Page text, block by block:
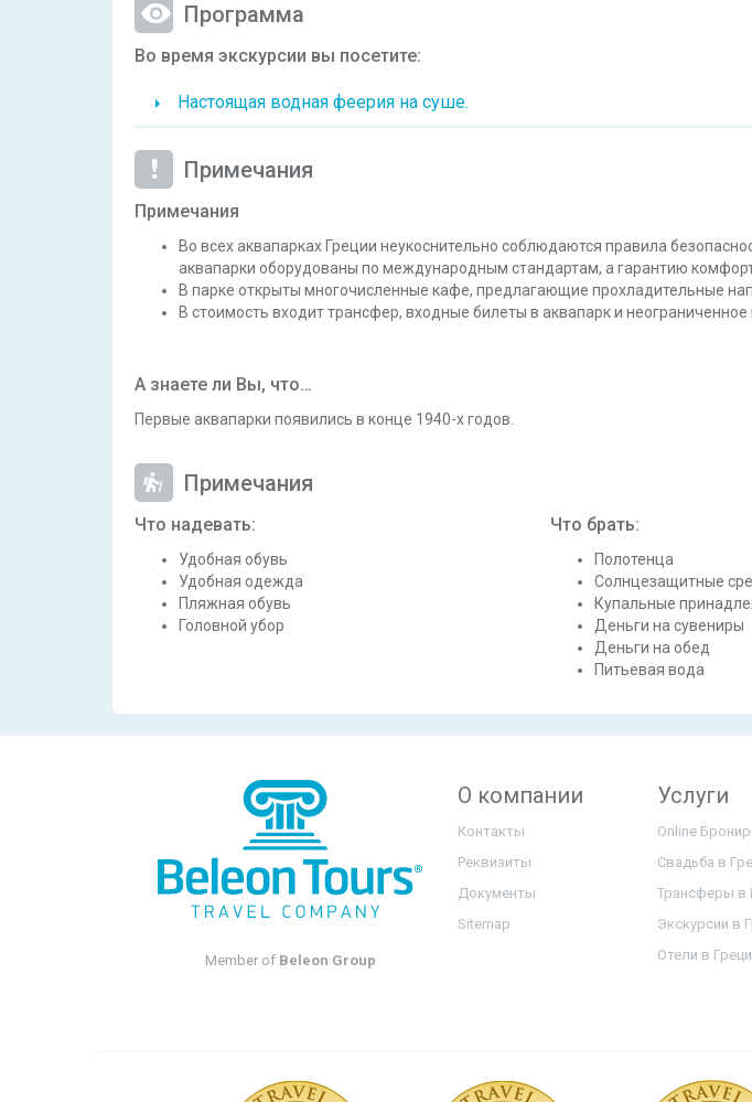
Программа
Во время экскурсии вы посетите:
Настоящая водная феерия на суше.
Примечания
Примечания
Во всех аквапарках Греции неукоснительно соблюдаются правила
аквапарки оборудованы по международным стандартам, а гарантию
В парке открыты многочисленные кафе, предлагающие прохладительные
В стоимость входит трансфер, входные билеты в аквапарк и
А знаете ли Вы, что…
Первые аквапарки появились в конце 1940-х годов.
Примечания
Что надевать:
Удобная обувь
Удобная одежда
Пляжная обувь
Головной убор
Что брать:
Полотенца
Солнцезащитные
Купальные
Деньги на сувениры
Деньги на обед
Питьевая вода
Member of Beleon Group
О компании
Контакты
Реквизиты
Документы
Sitemap
Услуги
Online
Свадьба в
Трансферы в
Экскурсии в
Отели в